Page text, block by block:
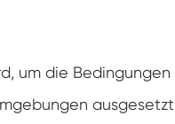
um die Bedingungen